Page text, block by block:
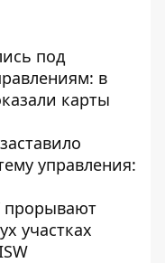
под
в
карты
управления:
прорывают
участках